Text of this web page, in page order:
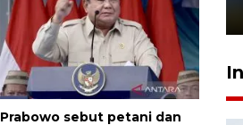
Prabowo sebut petani dan